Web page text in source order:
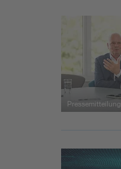
Pressemitteilung